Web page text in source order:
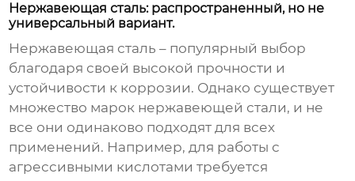
Нержавеющая сталь: распространенный, но не
универсальный вариант.
Нержавеющая сталь – популярный выбор
благодаря своей высокой прочности и
устойчивости к коррозии. Однако существует
множество марок нержавеющей стали, и не
все они одинаково подходят для всех
применений. Например, для работы с
агрессивными кислотами требуется